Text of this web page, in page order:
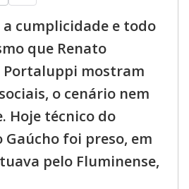
cumplicidade e todo
que Renato
Portaluppi mostram
o cenário nem
Hoje técnico do
Gaúcho foi preso, em
pelo Fluminense,